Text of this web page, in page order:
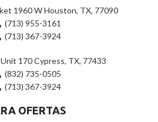
1960 W Houston, TX, 77090
(713) 955-3161
(713) 367-3924
170 Cypress, TX, 77433
(832) 735-0505
(713) 367-3924
OFERTAS